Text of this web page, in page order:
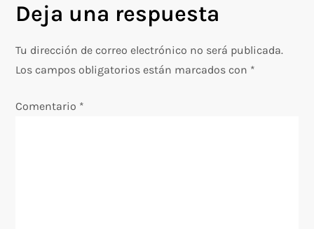
g
a
Deja una respuesta
Tu dirección de correo electrónico no será publicada.
Los campos obligatorios están marcados con *
Comentario *